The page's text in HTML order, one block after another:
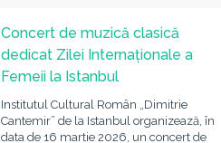
Concert de muzică clasică
dedicat Zilei Internaționale a
Femeii la Istanbul
Institutul Cultural Român „Dimitrie
Cantemir” de la Istanbul organizează, în
data de 16 martie 2026, un concert de